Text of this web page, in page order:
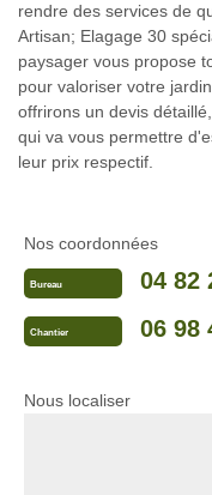
rendre des services de
Artisan; Elagage 30
paysager vous propose
pour valoriser votre
offrirons un devis
qui va vous permettre
leur prix respectif.
Nos coordonnées
Bureau 04 82
Chantier 06 98
Nous localiser